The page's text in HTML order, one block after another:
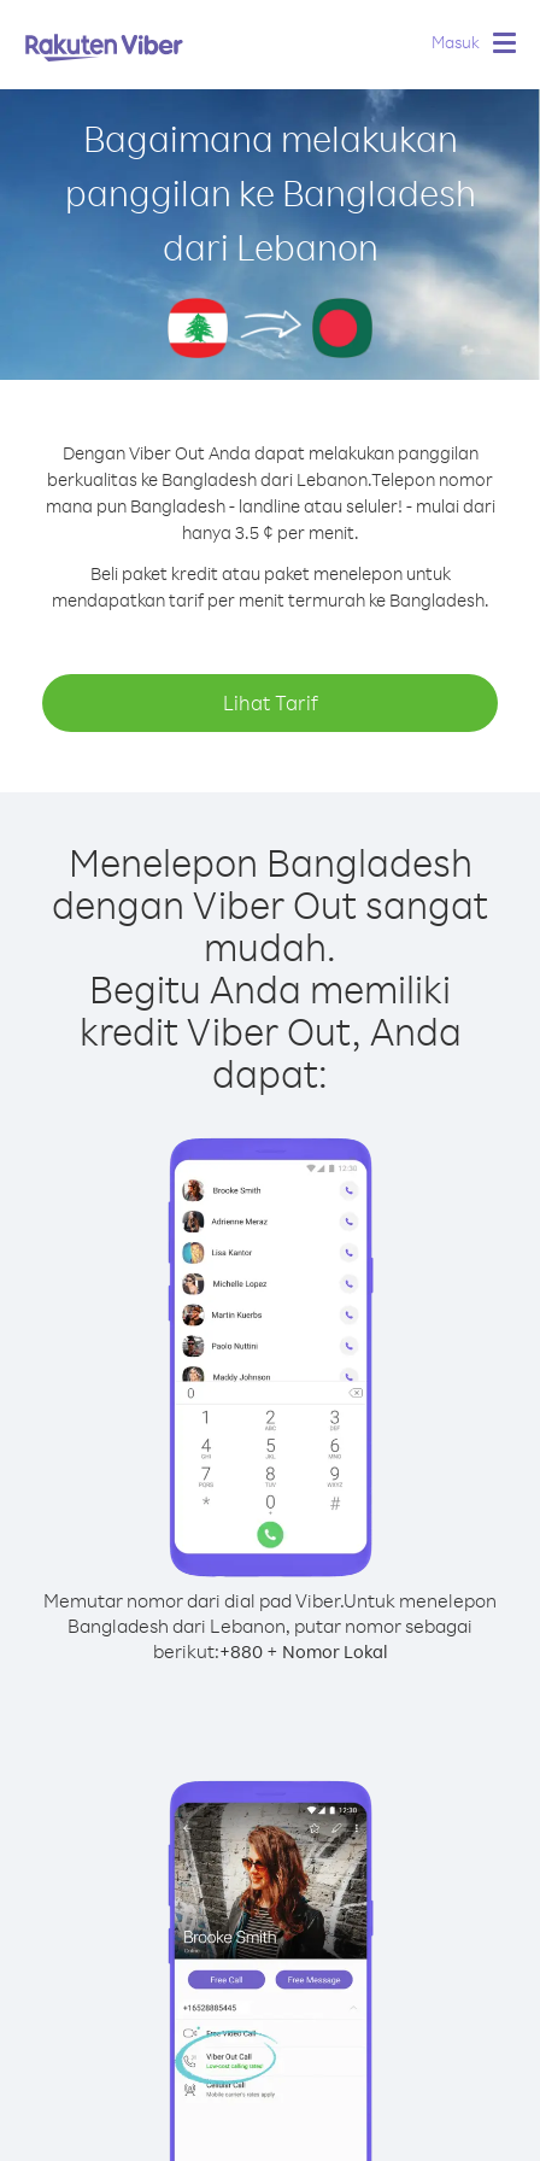
Masuk
Bagaimana melakukan
panggilan ke Bangladesh
dari Lebanon
Dengan Viber Out Anda dapat melakukan panggilan
berkualitas ke Bangladesh dari Lebanon.Telepon nomor
mana pun Bangladesh - landline atau seluler! - mulai dari
hanya 3.5 ¢ per menit.
Beli paket kredit atau paket menelepon untuk
mendapatkan tarif per menit termurah ke Bangladesh.
Lihat Tarif
Menelepon Bangladesh
dengan Viber Out sangat
mudah.
Begitu Anda memiliki
kredit Viber Out, Anda
dapat:
Memutar nomor dari dial pad Viber.Untuk menelepon
Bangladesh dari Lebanon, putar nomor sebagai
berikut:+880+ Nomor Lokal